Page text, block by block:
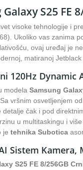
Galaxy S25 FE
visoke tehnologije i
Ukoliko vas zanima
ovaj uređaj je
matiranoj Jetblack
120Hz Dynamic
modela Samsung
vršnim osvetljenjem
detalje čak i pod
u multitaskingu i
je tehnika Subotica
Sistem
S25 FE 8/256GB